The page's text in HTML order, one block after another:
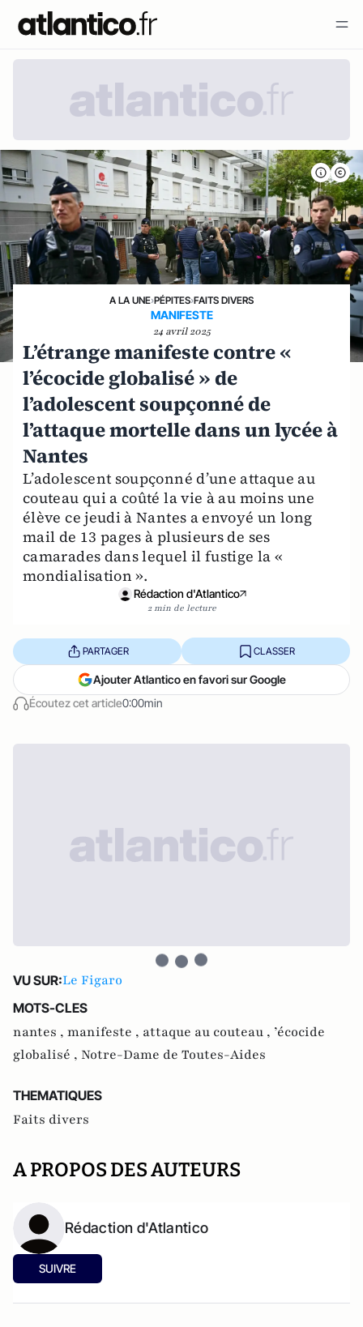
A LA UNE›PÉPITES›FAITS DIVERS
MANIFESTE
24 avril 2025
L’étrange manifeste contre «
l’écocide globalisé » de
l’adolescent soupçonné de
l’attaque mortelle dans un lycée à
Nantes
L’adolescent soupçonné d’une attaque au
couteau qui a coûté la vie à au moins une
élève ce jeudi à Nantes a envoyé un long
mail de 13 pages à plusieurs de ses
camarades dans lequel il fustige la «
mondialisation ».
Rédaction d'Atlantico
2 min de lecture
Écoutez cet article0:00min
PARTAGER CLASSER
Ajouter Atlantico en favori sur Google
VU SUR:Le Figaro
MOTS-CLES
nantes , manifeste , attaque au couteau , ’écocide
globalisé , Notre-Dame de Toutes-Aides
THEMATIQUES
Faits divers
A PROPOS DES AUTEURS
Rédaction d'Atlantico
SUIVRE